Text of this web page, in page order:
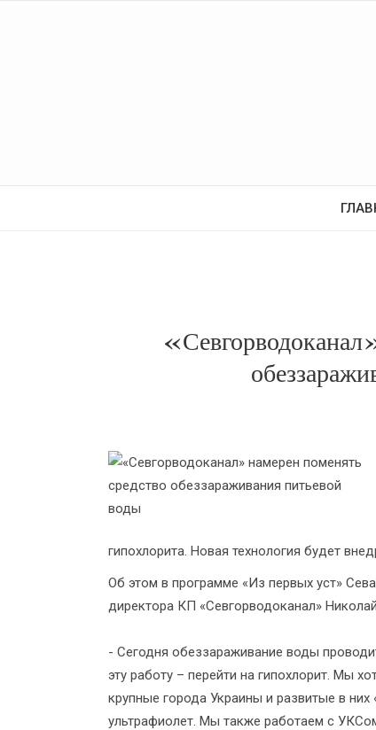
гипохлорита. Новая технология будет
Об этом в программе «Из первых уст»
директора КП «Севгорводоканал»
- Сегодня обеззараживание воды
эту работу – перейти на гипохлорит. Мы
крупные города Украины и развитые в
ультрафиолет. Мы также работаем с